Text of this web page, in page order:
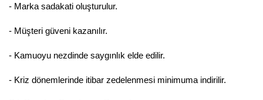
- Marka sadakati oluşturulur.
- Müşteri güveni kazanılır.
- Kamuoyu nezdinde saygınlık elde edilir.
- Kriz dönemlerinde itibar zedelenmesi minimuma indirilir.